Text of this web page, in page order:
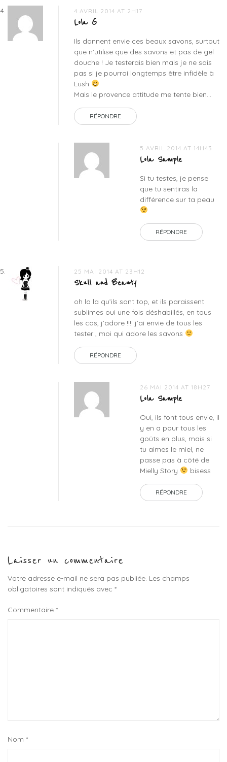
4 AVRIL 2014 AT 2H17
Lola G
Ils donnent envie ces beaux savons, surtout
que n’utilise que des savons et pas de gel
douche ! Je testerais bien mais je ne sais
pas si je pourrai longtemps être infidèle à
Lush
Mais le provence attitude me tente bien…
RÉPONDRE
5 AVRIL 2014 AT 14H43
Lola Sample
Si tu testes, je pense
que tu sentiras la
différence sur ta peau
RÉPONDRE
25 MAI 2014 AT 23H12
Skull and Beauty
oh la la qu’ils sont top, et ils paraissent
sublimes oui une fois déshabillés, en tous
les cas, j’adore !!!! j’ai envie de tous les
tester , moi qui adore les savons
RÉPONDRE
26 MAI 2014 AT 18H27
Lola Sample
Oui, ils font tous envie, il
y en a pour tous les
goûts en plus, mais si
tu aimes le miel, ne
passe pas à côté de
Mielly Story
bisess
RÉPONDRE
Laisser un commentaire
Votre adresse e-mail ne sera pas publiée. Les champs
obligatoires sont indiqués avec *
Commentaire *
Nom *